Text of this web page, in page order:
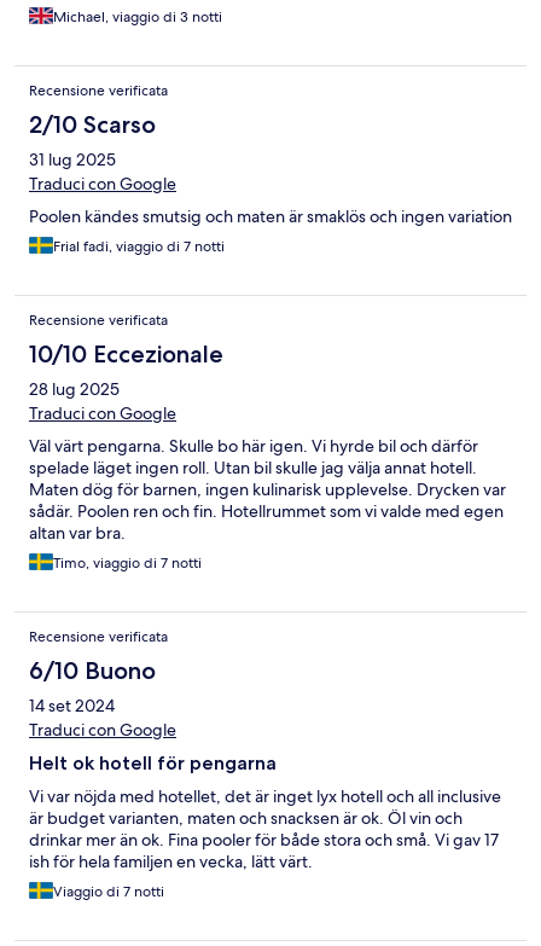
Michael, viaggio di 3 notti
Recensione verificata
2/10 Scarso
31 lug 2025
Traduci con Google
Poolen kändes smutsig och maten är smaklös och ingen variation
Frial fadi, viaggio di 7 notti
Recensione verificata
10/10 Eccezionale
28 lug 2025
Traduci con Google
Väl värt pengarna. Skulle bo här igen. Vi hyrde bil och därför
spelade läget ingen roll. Utan bil skulle jag välja annat hotell.
Maten dög för barnen, ingen kulinarisk upplevelse. Drycken var
sådär. Poolen ren och fin. Hotellrummet som vi valde med egen
altan var bra.
Timo, viaggio di 7 notti
Recensione verificata
6/10 Buono
14 set 2024
Traduci con Google
Helt ok hotell för pengarna
Vi var nöjda med hotellet, det är inget lyx hotell och all inclusive
är budget varianten, maten och snacksen är ok. Öl vin och
drinkar mer än ok. Fina pooler för både stora och små. Vi gav 17
ish för hela familjen en vecka, lätt värt.
Viaggio di 7 notti